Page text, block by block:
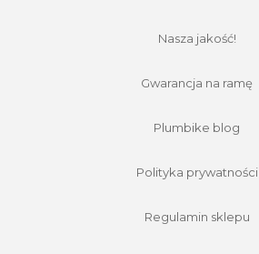
Nasza jakość!
Gwarancja na ramę
Plumbike blog
Polityka prywatności
Regulamin sklepu